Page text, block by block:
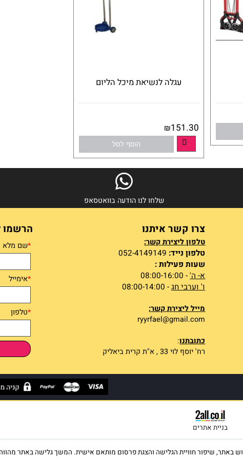
אין במלאי
₪151.30
הוסף לסל
צרו קשר איתנו
טלפון ליצירת קשר:
טלפון נייד:052-4149149
שעות פעילות :
ו' וערבי חג- 08:00-14:00
ryyrfael@gmail.com
רח' יוסף לוי 33 , א"ת קרית ביאליק
הרשמו
אימייל
טלפון
בניית אתרים